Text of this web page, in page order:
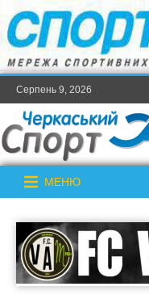
Серпень 9, 2026
МЕНЮ